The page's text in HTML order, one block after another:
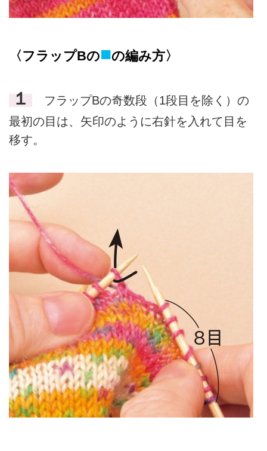
〈フラップBの■の編み方〉
１
フラップBの奇数段（1段目を除く）の
最初の目は、矢印のように右針を入れて目を
移す。